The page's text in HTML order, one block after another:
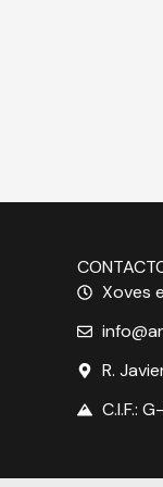
Xoves
R.
C.I.F.: